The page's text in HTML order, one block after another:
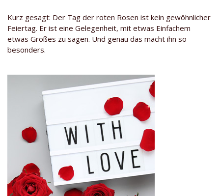
Kurz gesagt: Der Tag der roten Rosen ist kein gewöhnlicher
Feiertag. Er ist eine Gelegenheit, mit etwas Einfachem
etwas Großes zu sagen. Und genau das macht ihn so
besonders.